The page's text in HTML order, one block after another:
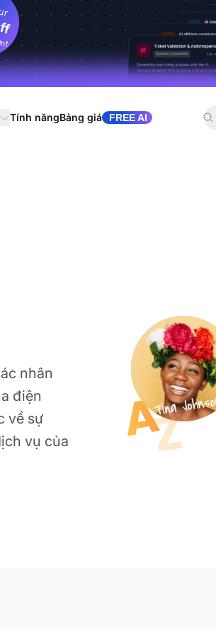
Tính năngBảng giá FREE AI
nhân
điện
về sự
vụ của